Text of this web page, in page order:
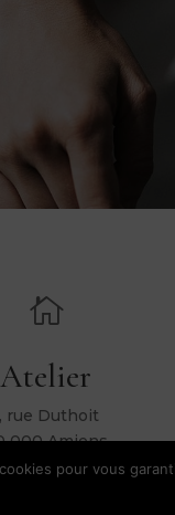

Atelier
rue Duthoit
000 Amiens
pour vous